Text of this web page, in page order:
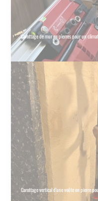
Carottage de mur en pierres pour un
Carottage vertical d'une voûte en pierre